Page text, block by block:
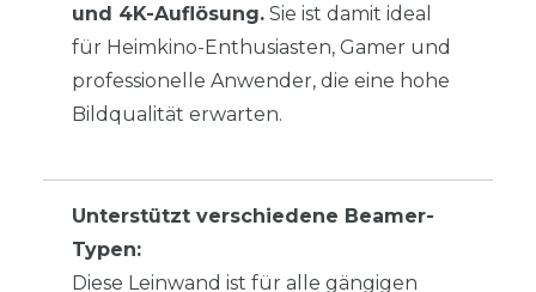
und 4K-Auflösung. Sie ist damit ideal
für Heimkino-Enthusiasten, Gamer und
professionelle Anwender, die eine hohe
Bildqualität erwarten.
Unterstützt verschiedene Beamer-
Typen:
Diese Leinwand ist für alle gängigen